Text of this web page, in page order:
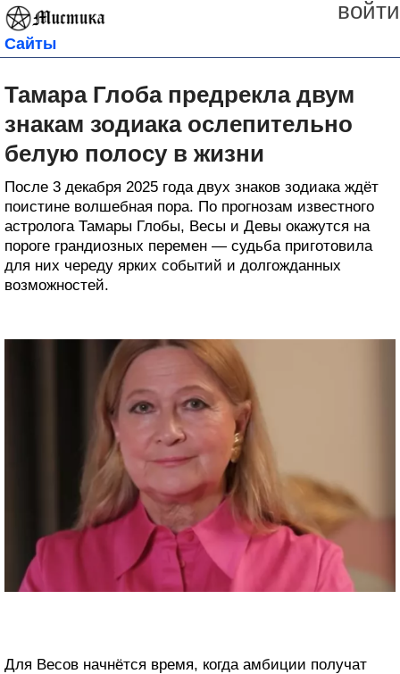
войти
Сайты
Тамара Глоба предрекла двум
знакам зодиака ослепительно
белую полосу в жизни
После 3 декабря 2025 года двух знаков зодиака ждёт
поистине волшебная пора. По прогнозам известного
астролога Тамары Глобы, Весы и Девы окажутся на
пороге грандиозных перемен — судьба приготовила
для них череду ярких событий и долгожданных
возможностей.
Для Весов начнётся время, когда амбиции получат